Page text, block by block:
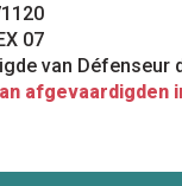
07
van Défenseur
afgevaardigden